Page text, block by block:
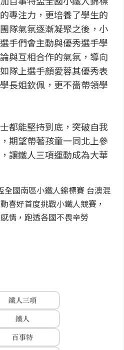
專注力，更培養了學生的
隊氣氛逐漸凝聚之後，小
手們會主動與優秀選手學
與互相合作的氣氛，導向
隊上選手顏愛蓉其優秀表
長姐欽佩，更不嗇帶領學
都能堅持到底，突破自我
期望帶著孩童一同北上參
讓鐵人三項運動成為大華
全國南區小鐵人錦標賽 台澳混
喜好首度挑戰小鐵人競賽，
情，跑透各國不畏辛勞
鐵人三項
鐵人
百事特